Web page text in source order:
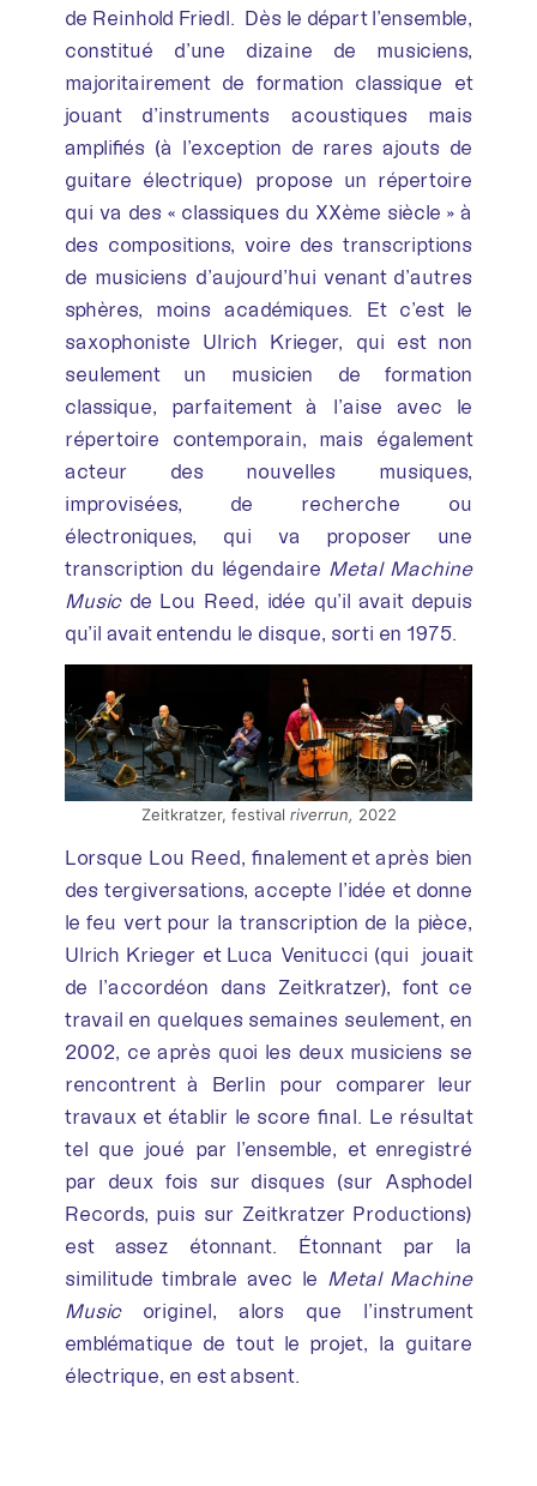
de Reinhold Friedl. Dès le départ l’ensemble,
constitué d’une dizaine de musiciens,
majoritairement de formation classique et
jouant d’instruments acoustiques mais
amplifiés (à l’exception de rares ajouts de
guitare électrique) propose un répertoire
qui va des « classiques du XXème siècle » à
des compositions, voire des transcriptions
de musiciens d’aujourd’hui venant d’autres
sphères, moins académiques. Et c’est le
saxophoniste Ulrich Krieger, qui est non
seulement un musicien de formation
classique, parfaitement à l’aise avec le
répertoire contemporain, mais également
acteur des nouvelles musiques,
improvisées, de recherche ou
électroniques, qui va proposer une
transcription du légendaire Metal Machine
Music de Lou Reed, idée qu’il avait depuis
qu’il avait entendu le disque, sorti en 1975.
Zeitkratzer, festival riverrun, 2022
Lorsque Lou Reed, finalement et après bien
des tergiversations, accepte l’idée et donne
le feu vert pour la transcription de la pièce,
Ulrich Krieger et Luca Venitucci (qui jouait
de l’accordéon dans Zeitkratzer), font ce
travail en quelques semaines seulement, en
2002, ce après quoi les deux musiciens se
rencontrent à Berlin pour comparer leur
travaux et établir le score final. Le résultat
tel que joué par l’ensemble, et enregistré
par deux fois sur disques (sur Asphodel
Records, puis sur Zeitkratzer Productions)
est assez étonnant. Étonnant par la
similitude timbrale avec le Metal Machine
Musicoriginel, alors que l’instrument
emblématique de tout le projet, la guitare
électrique, en est absent.